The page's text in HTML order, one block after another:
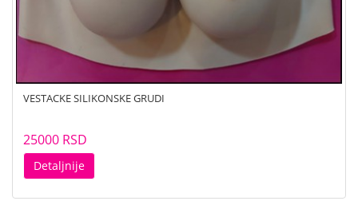
VESTACKE SILIKONSKE GRUDI
25000 RSD
Detaljnije